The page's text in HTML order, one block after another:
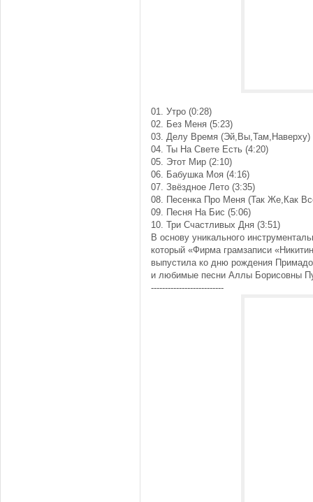
01. Утро (0:28)
02. Без Меня (5:23)
03. Делу Время (Эй,Вы,Там,Наверху)
04. Ты На Свете Есть (4:20)
05. Этот Мир (2:10)
06. Бабушка Моя (4:16)
07. Звёздное Лето (3:35)
08. Песенка Про Меня (Так Же,Как
09. Песня На Бис (5:06)
10. Три Счастливых Дня (3:51)
В основу уникального
который «Фирма грамзаписи
выпустила ко дню рождения
и любимые песни Аллы Борисовны
--------------------------